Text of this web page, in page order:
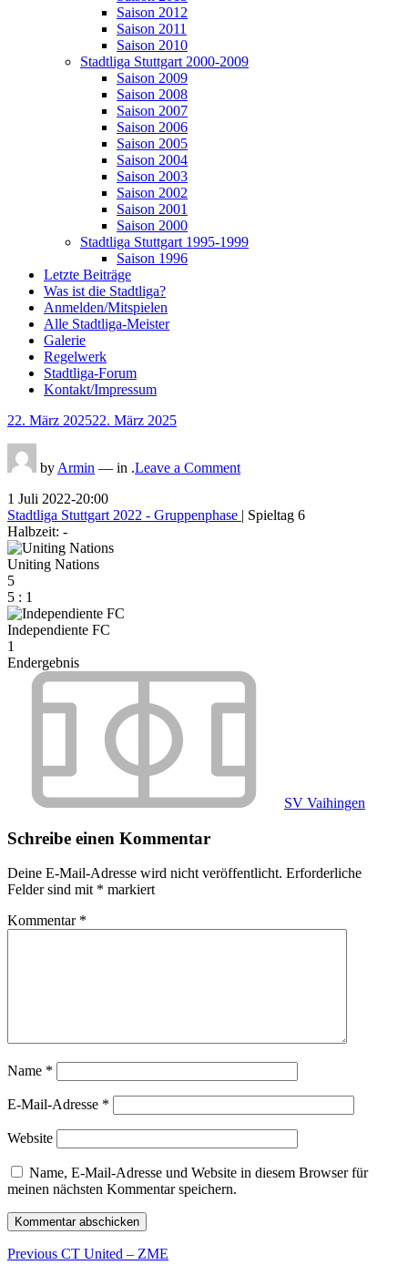
Saison 2012
Saison 2011
Saison 2010
Stadtliga Stuttgart 2000-2009
Saison 2009
Saison 2008
Saison 2007
Saison 2006
Saison 2005
Saison 2004
Saison 2003
Saison 2002
Saison 2001
Saison 2000
Stadtliga Stuttgart 1995-1999
Saison 1996
Letzte Beiträge
Was ist die Stadtliga?
Anmelden/Mitspielen
Alle Stadtliga-Meister
Galerie
Regelwerk
Stadtliga-Forum
Kontakt/Impressum
Posted
22. März 202522. März 2025
by Armin — in .Leave a Comment
1 Juli 2022-20:00
Stadtliga Stuttgart 2022 - Gruppenphase | Spieltag 6
Halbzeit: -
Uniting Nations
5
5 : 1
Independiente FC
1
Endergebnis
SV Vaihingen
Schreibe einen Kommentar
Deine E-Mail-Adresse wird nicht veröffentlicht. Erforderliche
Felder sind mit * markiert
Kommentar *
Name *
E-Mail-Adresse *
Website
Name, E-Mail-Adresse und Website in diesem Browser für
meinen nächsten Kommentar speichern.
Beitragsnavigation
Previous Previous
CT United – ZME